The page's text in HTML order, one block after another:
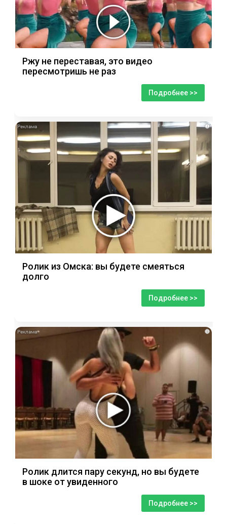
Ржу не переставая, это видео
пересмотришь не раз
Подробнее >>
i
Ролик из Омска: вы будете смеяться
долго
Подробнее >>
i
Ролик длится пару секунд, но вы будете
в шоке от увиденного
Подробнее >>